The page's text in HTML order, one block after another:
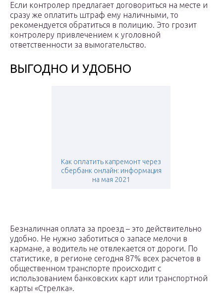
Если контролер предлагает договориться на месте и
сразу же оплатить штраф ему наличными, то
рекомендуется обратиться в полицию. Это грозит
контролеру привлечением к уголовной
ответственности за вымогательство.
ВЫГОДНО И УДОБНО
Как оплатить капремонт через
сбербанк онлайн: информация
на мая 2021
Безналичная оплата за проезд – это действительно
удобно. Не нужно заботиться о запасе мелочи в
кармане, а водитель не отвлекается от дороги. По
статистике, в регионе сегодня 87% всех расчетов в
общественном транспорте происходит с
использованием банковских карт или транспортной
карты «Стрелка».